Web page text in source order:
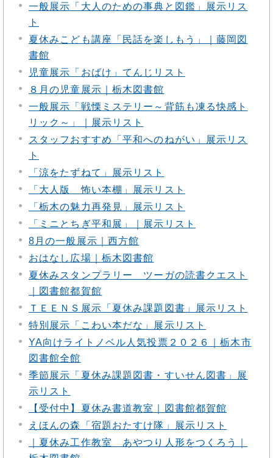
一般展示「大人のための事典と図鑑」展示リス
ト
夏休みこども講座「民話を楽しもう」｜藤岡図
書館
児童展示「おばけ」てんじリスト
８月の児童展示｜栃木図書館
一般展示「戦慄ミステリー～背筋も凍る快感ト
リック～」｜展示リスト
スタッフおすすめ「平和へのねがい」展示リス
ト
「涼をたずねて」展示リスト
「大人版 怖い本棚」展示リスト
「栃木の魅力再発見」展示リスト
「ミニとちぎ平和展」｜展示リスト
8月の一般展示｜西方館
おはなし広場｜栃木図書館
夏休みスタンプラリー ツーガの読書クエスト
｜図書館都賀館
ＴＥＥＮＳ展示「夏休み課題図書」展示リスト
特別展示「こわい本だな」展示リスト
YA向けライトノベル人気投票２０２６｜栃木市
図書館全館
季節展示「夏休み課題図書・すいせん図書」展
示リスト
【受付中】夏休み書道教室｜図書館都賀館
えほんの森「宿題おたすけ隊」展示リスト
｜夏休み工作教室 あやつり人形をつくろう｜